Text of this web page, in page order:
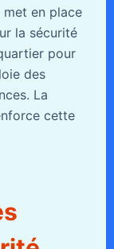
met en place
la sécurité
pour
des
La
cette